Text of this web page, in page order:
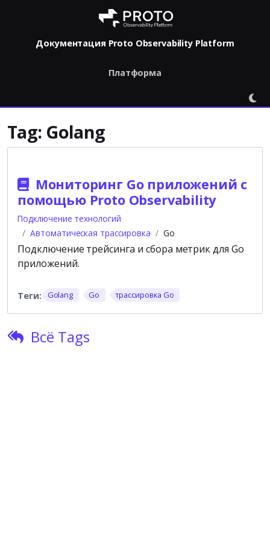
Документация Proto Observability Platform
Платформа
Tag: Golang
Мониторинг Go приложений с
помощью Proto Observability
Подключение технологий
Автоматическая трассировка
Go
Подключение трейсинга и сбора метрик для Go
приложений.
Golang Go трассировка Go
Всё Tags